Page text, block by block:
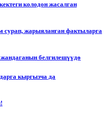
колодон жасалган
сурап, жарыяланган фактыларга
белгилешүүдө
кыргызча да